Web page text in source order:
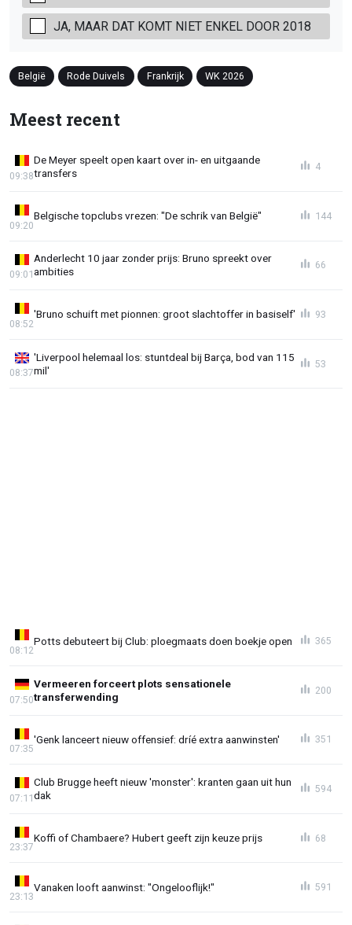
JA, MAAR DAT KOMT NIET ENKEL DOOR 2018
België Rode Duivels Frankrijk WK 2026
Meest recent
De Meyer speelt open kaart over in- en uitgaande
transfers
09:38
4
Belgische topclubs vrezen: "De schrik van België"
09:20
144
Anderlecht 10 jaar zonder prijs: Bruno spreekt over
ambities
09:01
66
'Bruno schuift met pionnen: groot slachtoffer in basiself'
08:52
93
'Liverpool helemaal los: stuntdeal bij Barça, bod van 115
mil'
08:37
53
Potts debuteert bij Club: ploegmaats doen boekje open
08:12
365
Vermeeren forceert plots sensationele
transferwending
07:50
200
'Genk lanceert nieuw offensief: dríé extra aanwinsten'
07:35
351
Club Brugge heeft nieuw 'monster': kranten gaan uit hun
dak
07:11
594
Koffi of Chambaere? Hubert geeft zijn keuze prijs
23:37
68
Vanaken looft aanwinst: "Ongelooflijk!"
23:13
591